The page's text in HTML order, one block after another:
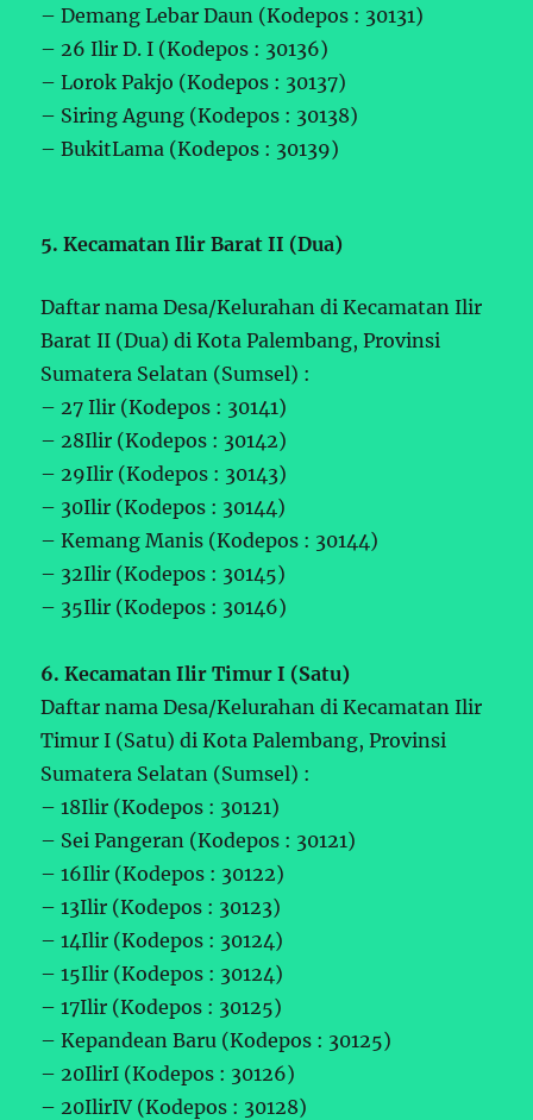
– Demang Lebar Daun (Kodepos : 30131)
– 26 Ilir D. I (Kodepos : 30136)
– Lorok Pakjo (Kodepos : 30137)
– Siring Agung (Kodepos : 30138)
– BukitLama (Kodepos : 30139)
5. Kecamatan Ilir Barat II (Dua)
Daftar nama Desa/Kelurahan di Kecamatan Ilir
Barat II (Dua) di Kota Palembang, Provinsi
Sumatera Selatan (Sumsel) :
– 27 Ilir (Kodepos : 30141)
– 28Ilir (Kodepos : 30142)
– 29Ilir (Kodepos : 30143)
– 30Ilir (Kodepos : 30144)
– Kemang Manis (Kodepos : 30144)
– 32Ilir (Kodepos : 30145)
– 35Ilir (Kodepos : 30146)
6. Kecamatan Ilir Timur I (Satu)
Daftar nama Desa/Kelurahan di Kecamatan Ilir
Timur I (Satu) di Kota Palembang, Provinsi
Sumatera Selatan (Sumsel) :
– 18Ilir (Kodepos : 30121)
– Sei Pangeran (Kodepos : 30121)
– 16Ilir (Kodepos : 30122)
– 13Ilir (Kodepos : 30123)
– 14Ilir (Kodepos : 30124)
– 15Ilir (Kodepos : 30124)
– 17Ilir (Kodepos : 30125)
– Kepandean Baru (Kodepos : 30125)
– 20IlirI (Kodepos : 30126)
– 20IlirIV (Kodepos : 30128)